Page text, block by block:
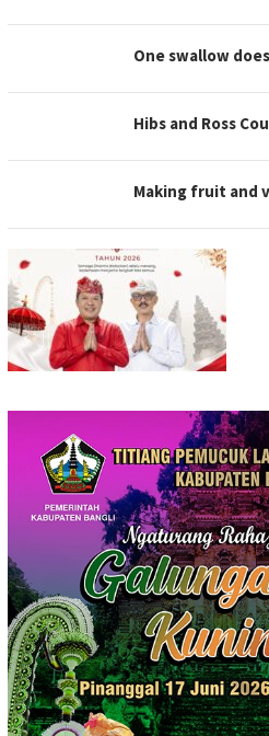
One swallow
Hibs and Ross
Making fruit and